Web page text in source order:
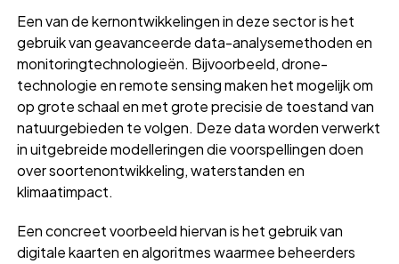
Een van de kernontwikkelingen in deze sector is het
gebruik van geavanceerde data-analysemethoden en
monitoringtechnologieën. Bijvoorbeeld, drone-
technologie en remote sensing maken het mogelijk om
op grote schaal en met grote precisie de toestand van
natuurgebieden te volgen. Deze data worden verwerkt
in uitgebreide modelleringen die voorspellingen doen
over soortenontwikkeling, waterstanden en
klimaatimpact.
Een concreet voorbeeld hiervan is het gebruik van
digitale kaarten en algoritmes waarmee beheerders